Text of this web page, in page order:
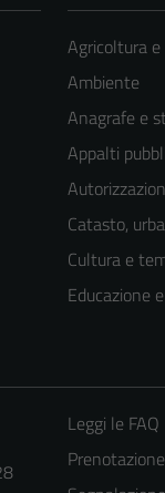
Agricoltura e
Ambiente
Anagrafe e
Appalti
Catasto,
Cultura e
Educazione
Leggi le FAQ